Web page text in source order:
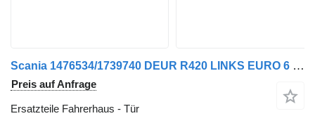
Scania 1476534/1739740 DEUR R420 LINKS EURO 6 Tür für LKW
Preis auf Anfrage
Ersatzteile Fahrerhaus - Tür